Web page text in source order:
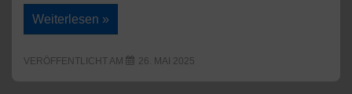
Maihocketse
in
Weiterlesen »
VERÖFFENTLICHT AM 26. MAI 2025